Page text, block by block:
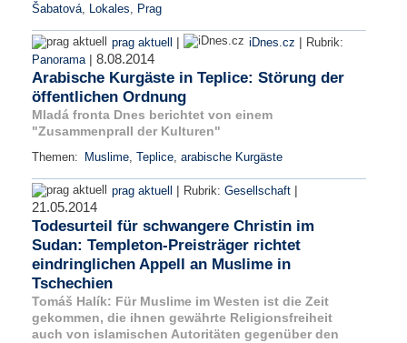
Šabatová
Lokales Prag
prag aktuell | iDnes.cz | Rubrik:
Panorama | 8.08.2014
Arabische Kurgäste in Teplice: Störung der
öffentlichen Ordnung
Mladá fronta Dnes berichtet von einem
"Zusammenprall der Kulturen"
Themen: Muslime Teplice arabische Kurgäste
prag aktuell | Rubrik: Gesellschaft |
21.05.2014
Todesurteil für schwangere Christin im
Sudan: Templeton-Preisträger richtet
eindringlichen Appell an Muslime in
Tschechien
Tomáš Halík: Für Muslime im Westen ist die Zeit
gekommen, die ihnen gewährte Religionsfreiheit
auch von islamischen Autoritäten gegenüber den